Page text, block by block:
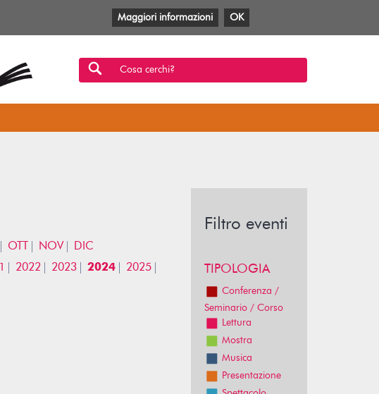
Facebook
TwitterYouTube
Anobii
SBTMlol
Cosa cerchi?
OTT NOV
DIC
2022 2023 2024
2025
Filtro eventi
TIPOLOGIA
Conferenza /
Seminario / Corso
Lettura
Mostra
Musica
Presentazione
Maggiori informazioni OK